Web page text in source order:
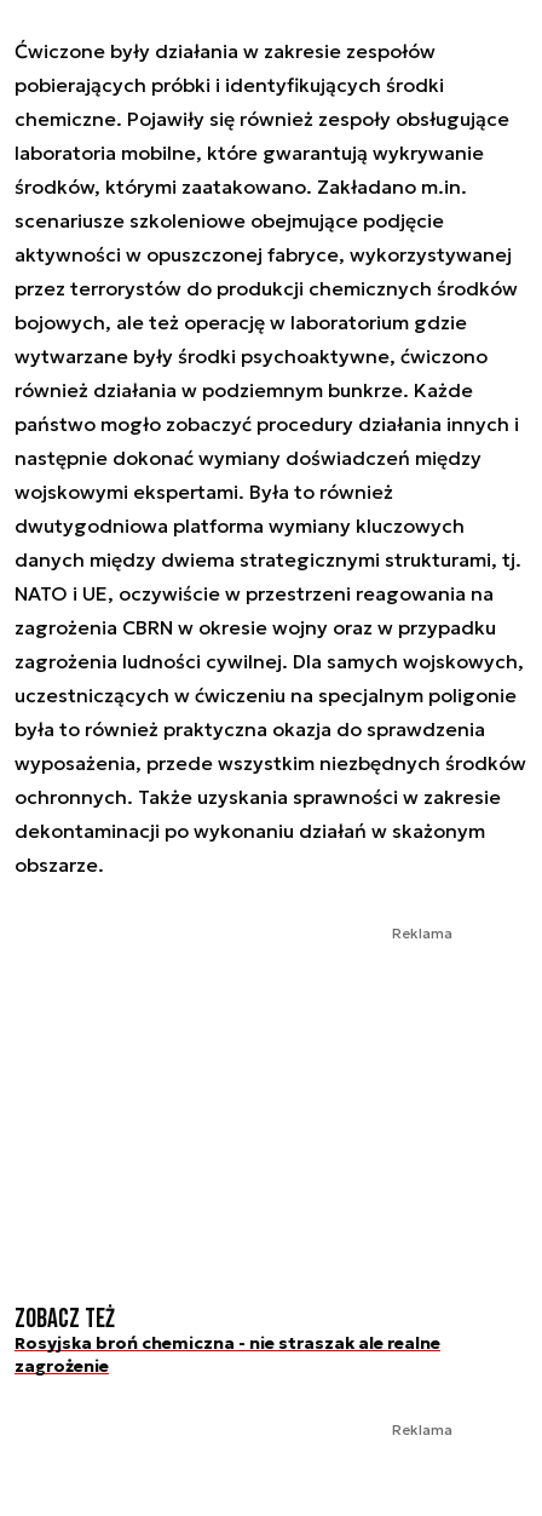
Ćwiczone były działania w zakresie zespołów
pobierających próbki i identyfikujących środki
chemiczne. Pojawiły się również zespoły obsługujące
laboratoria mobilne, które gwarantują wykrywanie
środków, którymi zaatakowano. Zakładano m.in.
scenariusze szkoleniowe obejmujące podjęcie
aktywności w opuszczonej fabryce, wykorzystywanej
przez terrorystów do produkcji chemicznych środków
bojowych, ale też operację w laboratorium gdzie
wytwarzane były środki psychoaktywne, ćwiczono
również działania w podziemnym bunkrze. Każde
państwo mogło zobaczyć procedury działania innych i
następnie dokonać wymiany doświadczeń między
wojskowymi ekspertami. Była to również
dwutygodniowa platforma wymiany kluczowych
danych między dwiema strategicznymi strukturami, tj.
NATO i UE, oczywiście w przestrzeni reagowania na
zagrożenia CBRN w okresie wojny oraz w przypadku
zagrożenia ludności cywilnej. Dla samych wojskowych,
uczestniczących w ćwiczeniu na specjalnym poligonie
była to również praktyczna okazja do sprawdzenia
wyposażenia, przede wszystkim niezbędnych środków
ochronnych. Także uzyskania sprawności w zakresie
dekontaminacji po wykonaniu działań w skażonym
obszarze.
Reklama
Zobacz też
Rosyjska broń chemiczna - nie straszak ale realne
zagrożenie
Reklama